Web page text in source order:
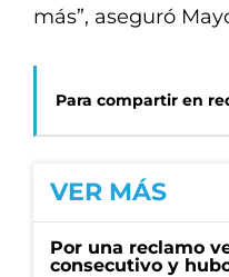
más”, aseguró
Para compartir en
VER MÁS
Por una reclamo
consecutivo y